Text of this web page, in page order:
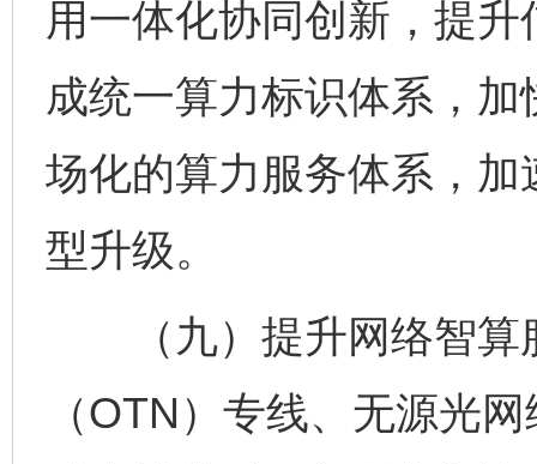
用一体化协同创新，提
成统一算力标识体系，
场化的算力服务体系，
型升级。
（九）提升网络智算
（OTN）专线、无源光